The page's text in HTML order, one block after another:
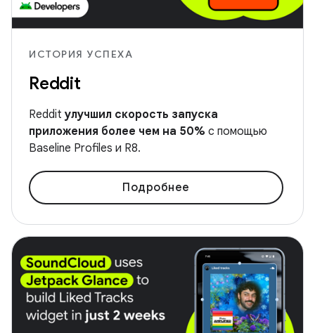
ИСТОРИЯ УСПЕХА
Reddit
Reddit улучшил скорость запуска
приложения более чем на 50% с помощью
Baseline Profiles и R8.
Подробнее